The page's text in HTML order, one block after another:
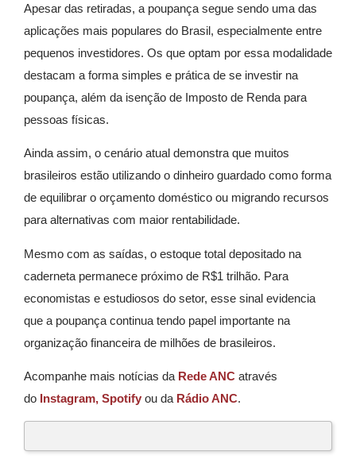
Apesar das retiradas, a poupança segue sendo uma das
aplicações mais populares do Brasil, especialmente entre
pequenos investidores. Os que optam por essa modalidade
destacam a forma simples e prática de se investir na
poupança, além da isenção de Imposto de Renda para
pessoas físicas.
Ainda assim, o cenário atual demonstra que muitos
brasileiros estão utilizando o dinheiro guardado como forma
de equilibrar o orçamento doméstico ou migrando recursos
para alternativas com maior rentabilidade.
Mesmo com as saídas, o estoque total depositado na
caderneta permanece próximo de R$1 trilhão. Para
economistas e estudiosos do setor, esse sinal evidencia
que a poupança continua tendo papel importante na
organização financeira de milhões de brasileiros.
Acompanhe mais notícias da Rede ANC através
do Instagram, Spotify ou da Rádio ANC.